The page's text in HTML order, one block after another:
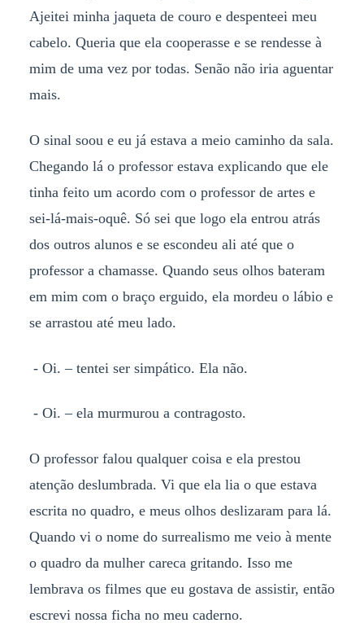
Ajeitei minha jaqueta de couro e despenteei meu
cabelo. Queria que ela cooperasse e se rendesse à
mim de uma vez por todas. Senão não iria aguentar
mais.
O sinal soou e eu já estava a meio caminho da sala.
Chegando lá o professor estava explicando que ele
tinha feito um acordo com o professor de artes e
sei-lá-mais-oquê. Só sei que logo ela entrou atrás
dos outros alunos e se escondeu ali até que o
professor a chamasse. Quando seus olhos bateram
em mim com o braço erguido, ela mordeu o lábio e
se arrastou até meu lado.
- Oi. – tentei ser simpático. Ela não.
- Oi. – ela murmurou a contragosto.
O professor falou qualquer coisa e ela prestou
atenção deslumbrada. Vi que ela lia o que estava
escrita no quadro, e meus olhos deslizaram para lá.
Quando vi o nome do surrealismo me veio à mente
o quadro da mulher careca gritando. Isso me
lembrava os filmes que eu gostava de assistir, então
escrevi nossa ficha no meu caderno.